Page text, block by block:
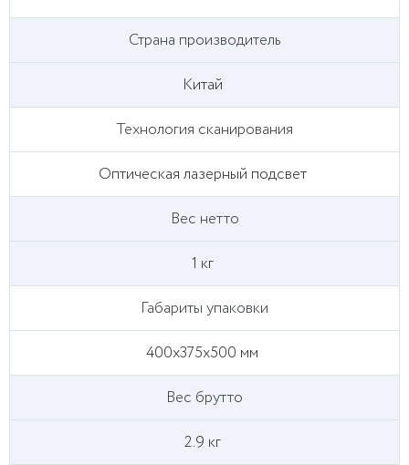
Страна производитель
Китай
Технология сканирования
Оптическая лазерный подсвет
Вес нетто
1 кг
Габариты упаковки
400х375х500 мм
Вес брутто
2.9 кг